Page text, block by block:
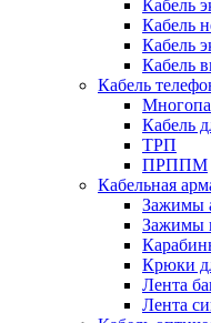
Кабель
Кабель
Кабель
Кабель
Кабель
Кабель
ТРП
ПРППМ
Кабельная
Зажимы
Зажимы
Крюки
Лента
Лента